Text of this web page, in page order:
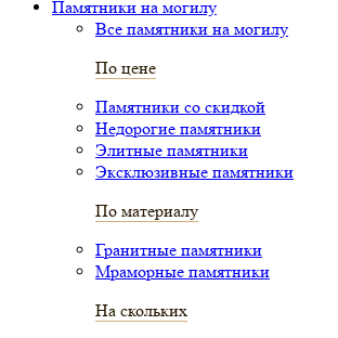
Памятники на могилу
Все памятники на могилу
По цене
Памятники со скидкой
Недорогие памятники
Элитные памятники
Эксклюзивные памятники
По материалу
Гранитные памятники
Мраморные памятники
На скольких